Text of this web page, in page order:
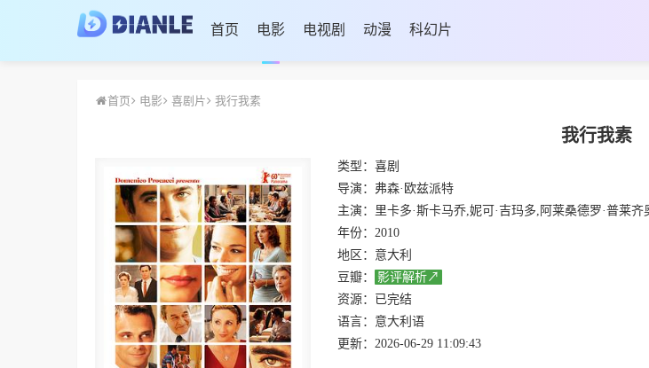
首页 电影 电视剧 动漫 科幻片
首页 电影 喜剧片 我行我素
我行我素
类型： 喜剧
导演： 弗森·欧兹派特
主演： 里卡多·斯卡马乔,妮可·吉玛多,阿莱桑德罗·普莱齐奥西,恩尼奥·凡塔斯蒂基尼,卢妮塔·萨维诺,拉里亚·奥科希尼,比安
年份： 2010
地区： 意大利
豆瓣：
影评解析↗
资源：
已完结
语言： 意大利语
更新： 2026-06-29 11:09:43